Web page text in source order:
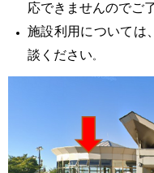
応できませんのでご
施設利用については
談ください。